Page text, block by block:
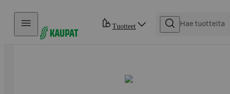
Hyppää sisältöön
Tuotteet